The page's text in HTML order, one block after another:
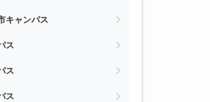
キャンパス
ス
ス
ス